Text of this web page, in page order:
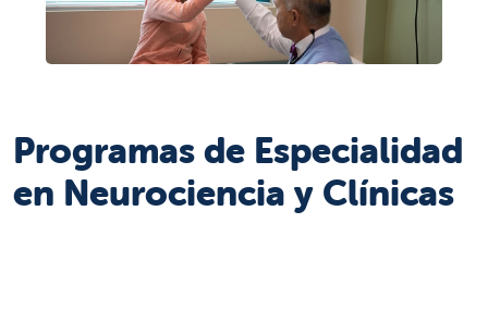
Programas de Especialidad
en Neurociencia y Clínicas